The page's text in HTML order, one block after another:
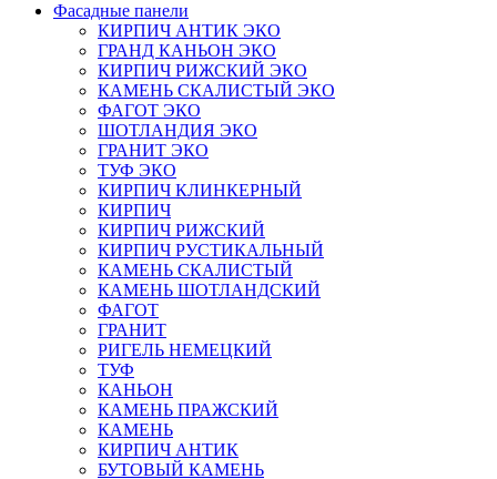
Фасадные панели
КИРПИЧ АНТИК ЭКО
ГРАНД КАНЬОН ЭКО
КИРПИЧ РИЖСКИЙ ЭКО
КАМЕНЬ СКАЛИСТЫЙ ЭКО
ФАГОТ ЭКО
ШОТЛАНДИЯ ЭКО
ГРАНИТ ЭКО
ТУФ ЭКО
КИРПИЧ КЛИНКЕРНЫЙ
КИРПИЧ
КИРПИЧ РИЖСКИЙ
КИРПИЧ РУСТИКАЛЬНЫЙ
КАМЕНЬ СКАЛИСТЫЙ
КАМЕНЬ ШОТЛАНДСКИЙ
ФАГОТ
ГРАНИТ
РИГЕЛЬ НЕМЕЦКИЙ
ТУФ
КАНЬОН
КАМЕНЬ ПРАЖСКИЙ
КАМЕНЬ
КИРПИЧ АНТИК
БУТОВЫЙ КАМЕНЬ